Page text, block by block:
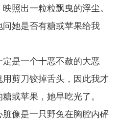
出一粒粒飘曳的浮尘。
她是否有糖或苹果给我
是一个十恶不赦的大恶
剪刀铰掉舌头，因此我才
或苹果，她早吃光了。
像是一只野兔在胸腔内砰